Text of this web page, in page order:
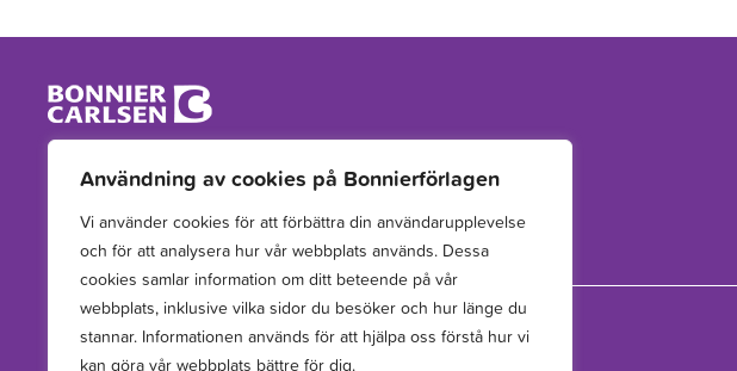
Användning av cookies på Bonnierförlagen
Vi använder cookies för att förbättra din användarupplevelse
och för att analysera hur vår webbplats används. Dessa
cookies samlar information om ditt beteende på vår
webbplats, inklusive vilka sidor du besöker och hur länge du
stannar. Informationen används för att hjälpa oss förstå hur vi
kan göra vår webbplats bättre för dig.
Vi arbetar med att hitta, utveckla, publicera och sprida
berättelser för barn och unga.